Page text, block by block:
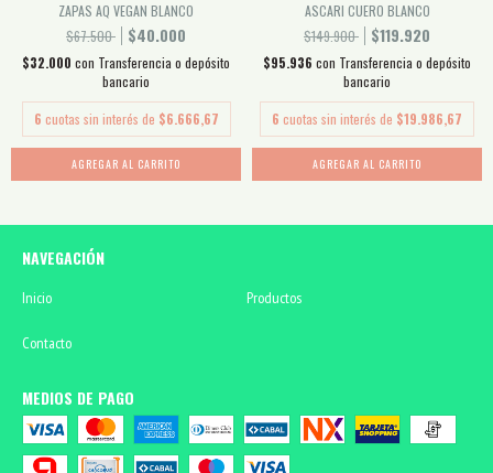
ZAPAS AQ VEGAN BLANCO
$67.500
$40.000
$32.000 con Transferencia o depósito
bancario
6 cuotas sin interés de $6.666,67
AGREGAR AL CARRITO
ASCARI CUERO BLANCO
$149.900
$119.920
$95.936 con Transferencia o depósito
bancario
6 cuotas sin interés de $19.986,67
AGREGAR AL CARRITO
NAVEGACIÓN
Inicio Productos
Contacto
MEDIOS DE PAGO